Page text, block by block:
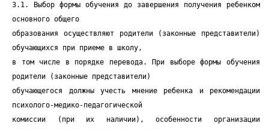
3.1. Выбор формы обучения до завершения получения ребенком
основного общего
образования осуществляют родители (законные представители)
обучающихся при приеме в школу,
в том числе в порядке перевода. При выборе формы обучения
родители (законные представители)
обучающегося должны учесть мнение ребенка и рекомендации
психолого-медико-педагогической
комиссии (при их наличии), особенности организации